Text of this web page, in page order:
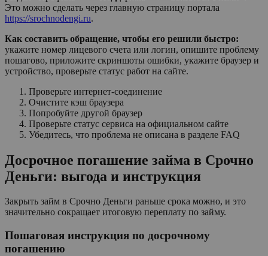
Это можно сделать через главную страницу портала
https://srochnodengi.ru.
Как составить обращение, чтобы его решили быстро:
укажите номер лицевого счета или логин, опишите проблему
пошагово, приложите скриншоты ошибки, укажите браузер и
устройство, проверьте статус работ на сайте.
Проверьте интернет-соединение
Очистите кэш браузера
Попробуйте другой браузер
Проверьте статус сервиса на официальном сайте
Убедитесь, что проблема не описана в разделе FAQ
Досрочное погашение займа в Срочно
Деньги: выгода и инструкция
Закрыть займ в Срочно Деньги раньше срока можно, и это
значительно сокращает итоговую переплату по займу.
Пошаговая инструкция по досрочному
погашению